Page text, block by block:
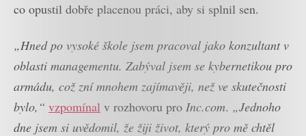
co opustil dobře placenou práci, aby si splnil sen.
„Hned po vysoké škole jsem pracoval jako konzultant v
oblasti managementu. Zabýval jsem se kybernetikou pro
armádu, což zní mnohem zajímavěji, než ve skutečnosti
bylo,“ vzpomínal v rozhovoru pro Inc.com. „Jednoho
dne jsem si uvědomil, že žiji život, který pro mě chtěl